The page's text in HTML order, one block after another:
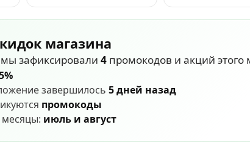
магазина
зафиксировали 4 промокодов и акций этого
завершилось 5 дней назад
промокоды
июль и август